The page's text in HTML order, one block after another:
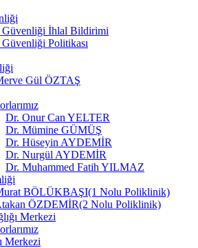
İhlal Bildirimi
Politikası
Gül ÖZTAŞ
Dr. Onur Can YELTER
Dr. Mümine GÜMÜŞ
Dr. Hüseyin AYDEMİR
Dr. Nurgül AYDEMİR
Dr. Muhammed Fatih YILMAZ
BÖLÜKBAŞI(1 Nolu Poliklinik)
ÖZDEMİR(2 Nolu Poliklinik)
Merkezi
Merkezi